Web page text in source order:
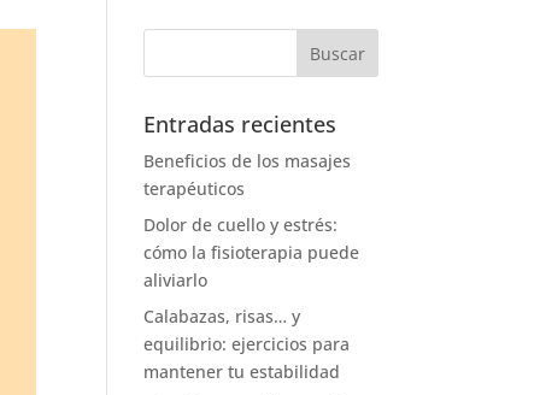
Entradas recientes
Beneficios de los masajes
terapéuticos
Dolor de cuello y estrés:
cómo la fisioterapia puede
aliviarlo
Calabazas, risas… y
equilibrio: ejercicios para
mantener tu estabilidad